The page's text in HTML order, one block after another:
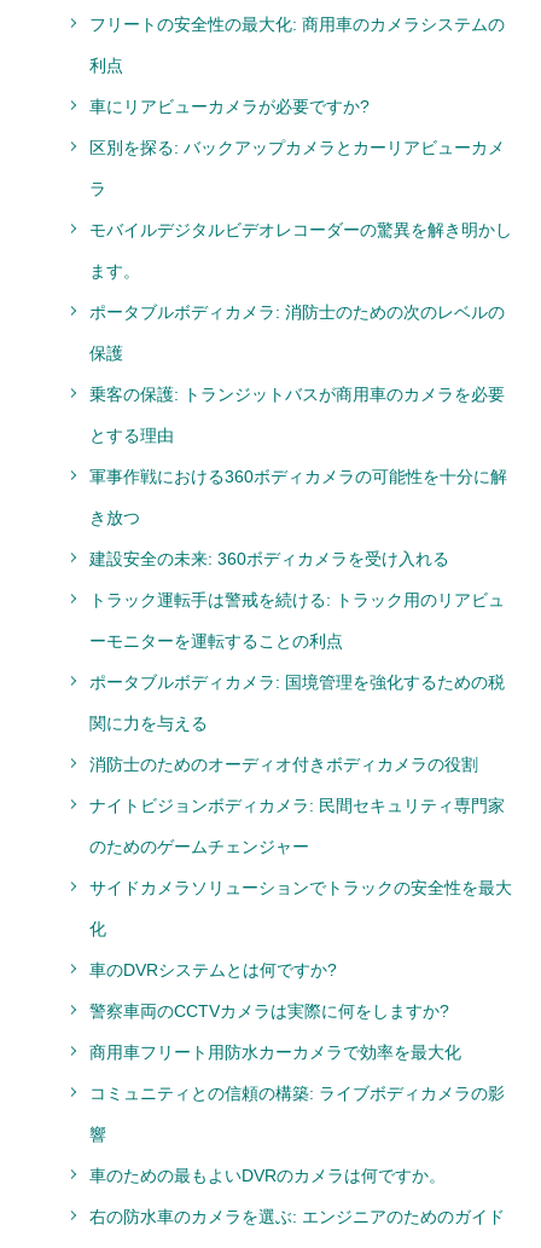
フリートの安全性の最大化: 商用車のカメラシステムの
利点
車にリアビューカメラが必要ですか?
区別を探る: バックアップカメラとカーリアビューカメ
ラ
モバイルデジタルビデオレコーダーの驚異を解き明かし
ます。
ポータブルボディカメラ: 消防士のための次のレベルの
保護
乗客の保護: トランジットバスが商用車のカメラを必要
とする理由
軍事作戦における360ボディカメラの可能性を十分に解
き放つ
建設安全の未来: 360ボディカメラを受け入れる
トラック運転手は警戒を続ける: トラック用のリアビュ
ーモニターを運転することの利点
ポータブルボディカメラ: 国境管理を強化するための税
関に力を与える
消防士のためのオーディオ付きボディカメラの役割
ナイトビジョンボディカメラ: 民間セキュリティ専門家
のためのゲームチェンジャー
サイドカメラソリューションでトラックの安全性を最大
化
車のDVRシステムとは何ですか?
警察車両のCCTVカメラは実際に何をしますか?
商用車フリート用防水カーカメラで効率を最大化
コミュニティとの信頼の構築: ライブボディカメラの影
響
車のための最もよいDVRのカメラは何ですか。
右の防水車のカメラを選ぶ: エンジニアのためのガイド